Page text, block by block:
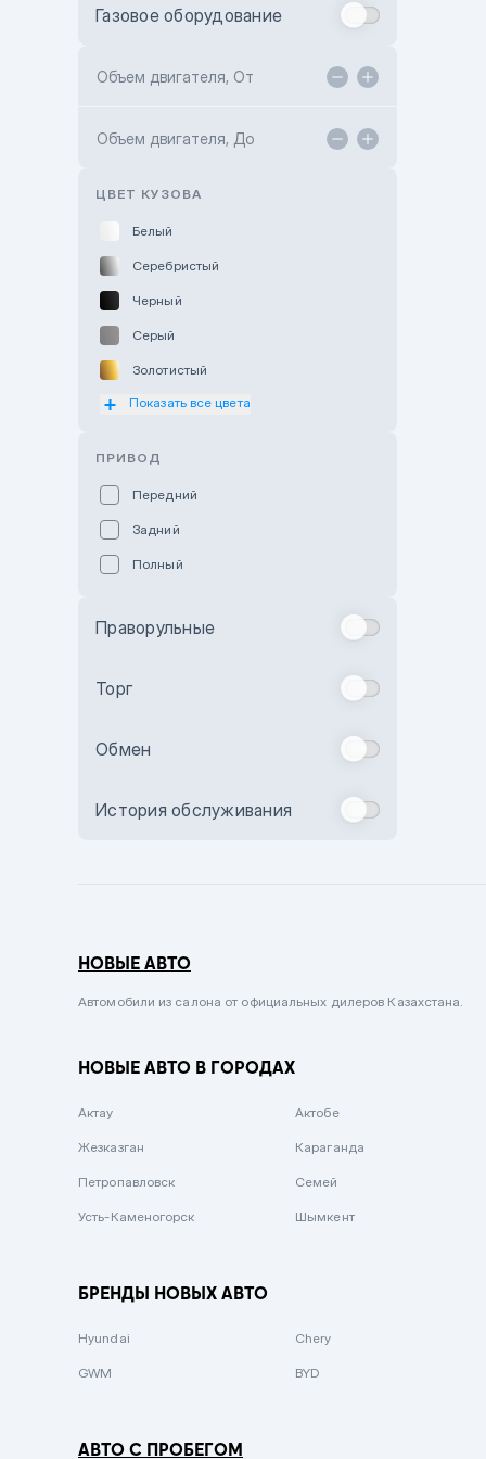
Toyota Kokshetau
Hyundai ShymCity
Газовое оборудование
Объем двигателя, От
Объем двигателя, До
ЦВЕТ КУЗОВА
Белый
Серебристый
Черный
Серый
Золотистый
Оранжевый
Бежевый
Комбинированный
Сиреневый металлик
Вишневый
Зеленый металлик
Показать все цвета
ПРИВОД
Передний
Задний
Полный
Праворульные
Торг
Обмен
История обслуживания
НОВЫЕ АВТО
Автомобили из салона от официальных дилеров Казахстана.
НОВЫЕ АВТО В ГОРОДАХ
Актау Актобе
Жезказган Караганда
Петропавловск Семей
Усть-Каменогорск Шымкент
БРЕНДЫ НОВЫХ АВТО
Hyundai Chery
GWM BYD
АВТО С ПРОБЕГОМ